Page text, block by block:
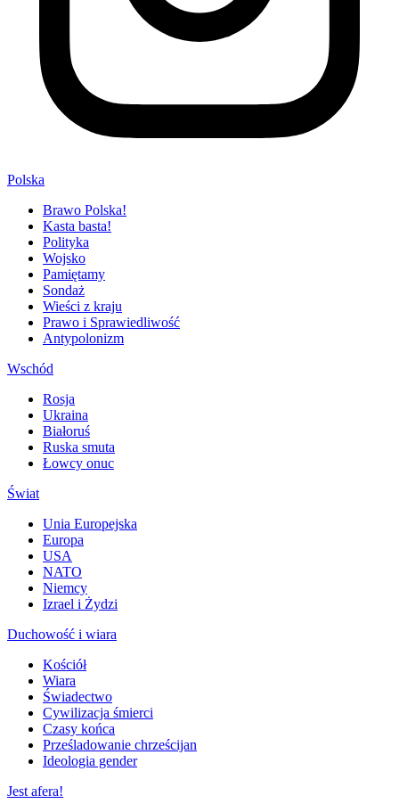
Polska
Brawo Polska!
Kasta basta!
Polityka
Wojsko
Pamiętamy
Sondaż
Wieści z kraju
Prawo i Sprawiedliwość
Antypolonizm
Wschód
Rosja
Ukraina
Białoruś
Ruska smuta
Łowcy onuc
Świat
Unia Europejska
Europa
USA
NATO
Niemcy
Izrael i Żydzi
Duchowość i wiara
Kościół
Wiara
Świadectwo
Cywilizacja śmierci
Czasy końca
Prześladowanie chrześcijan
Ideologia gender
Jest afera!